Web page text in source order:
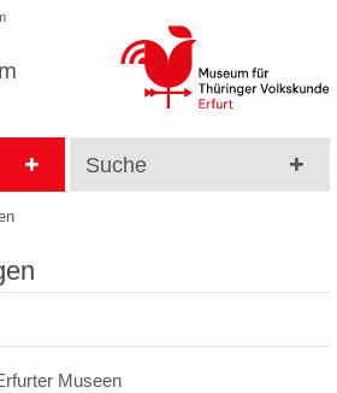
Suche
Museen